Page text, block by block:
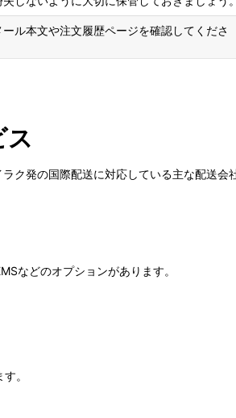
ル本文や注文履歴ページを確認してくださ
ス
ク発の国際配送に対応している主な配送会
などのオプションがあります。
。